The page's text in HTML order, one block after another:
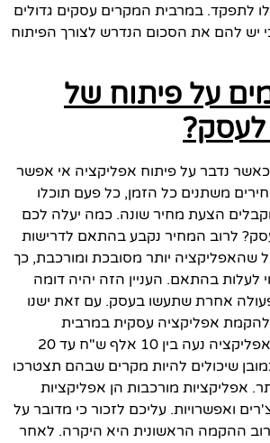
לתפקד. במרבית המקרים עסקים גדולים
יש להם את הסכום הנדרש לצורך הפיתוח
על פיתוח של
לעסק?
נדבר על פיתוח אפליקציה אי אפשר
משתנים כל הזמן, כל פעם תוכלו
הצעת מחיר שונה. כמה יעלה לכם
לרוב המחיר נקבע בהתאם לדרישות
שהאפליקציה יותר מסובכת ומורכבת, כך
לעלות בהתאם. העניין הזה יהיה דומה
אחרת שתעשו בעסק. עם זאת ישנו
להקמת אפליקציה עסקית במרבית
המקרים. העלות של אפליקציה נעה בין 10 אלף ש"ח עד 20
שיכולים להיות מקרים שבהם תצטרכו
אפליקציות מורכבות הן אפליקציות
ואפשרויות. עליכם לזכור כי מדובר על
ההקמה הראשונית היא היקרה. לאחר